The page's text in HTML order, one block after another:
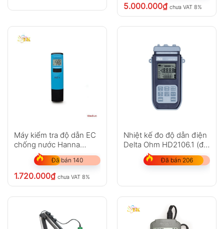
Không có bình luận nào
5.000.000₫ chưa VAT 8%
Máy kiểm tra độ dẫn EC
chống nước Hanna
HI98304
Đã bán 140
1.720.000₫ chưa VAT 8%
Nhiệt kế đo độ dẫn điện
Delta Ohm HD2106.1 (đo
điện trở suất, tổng chất
rắn hòa tan, độ mặn )
Đã bán 206